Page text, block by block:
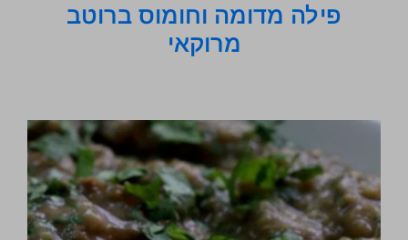
פילה מדומה וחומוס ברוטב
מרוקאי